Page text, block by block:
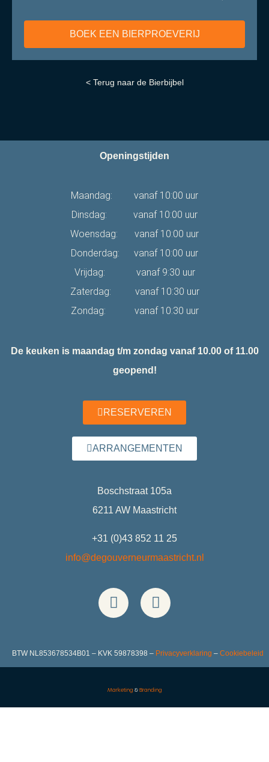
BOEK EEN BIERPROEVERIJ
< Terug naar de Bierbijbel
Openingstijden
Maandag: vanaf 10:00 uur
Dinsdag: vanaf 10:00 uur
Woensdag: vanaf 10:00 uur
Donderdag: vanaf 10:00 uur
Vrijdag: vanaf 9:30 uur
Zaterdag: vanaf 10:30 uur
Zondag: vanaf 10:30 uur
De keuken is maandag t/m zondag vanaf 10.00 of 11.00
geopend!
RESERVEREN
ARRANGEMENTEN
Boschstraat 105a
6211 AW Maastricht
+31 (0)43 852 11 25
info@degouverneurmaastricht.nl
BTW NL853678534B01 – KVK 59878398 – Privacyverklaring – Cookiebeleid
Marketing & Branding